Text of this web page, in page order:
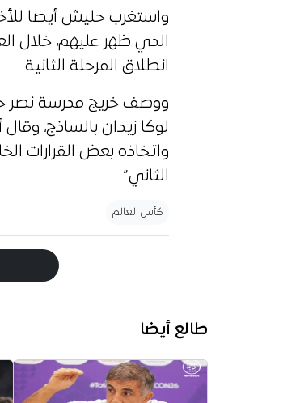
واستغرب حليش أيضا
الذي ظهر عليهم، خلال
انطلاق المرحلة الثانية.
ووصف خريج مدرسة نصر
لوكا زيدان بالساذج،
واتخاذه بعض القرارات
الثاني”.
كأس العالم
طالع أيضا